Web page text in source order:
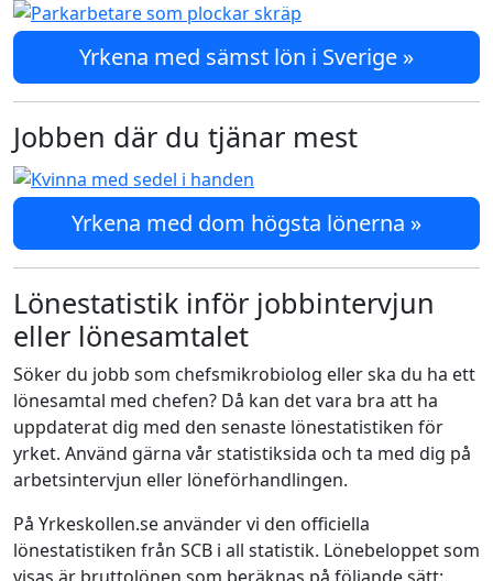
Yrkena med sämst lön i Sverige »
Jobben där du tjänar mest
Yrkena med dom högsta lönerna »
Lönestatistik inför jobbintervjun
eller lönesamtalet
Söker du jobb som chefsmikrobiolog eller ska du ha ett
lönesamtal med chefen? Då kan det vara bra att ha
uppdaterat dig med den senaste lönestatistiken för
yrket. Använd gärna vår statistiksida och ta med dig på
arbetsintervjun eller löneförhandlingen.
På Yrkeskollen.se använder vi den officiella
lönestatistiken från SCB i all statistik. Lönebeloppet som